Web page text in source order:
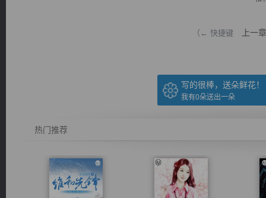
（← 快捷键 上一章
写的很棒，送朵鲜花！
我有0朵送出一朵
热门推荐